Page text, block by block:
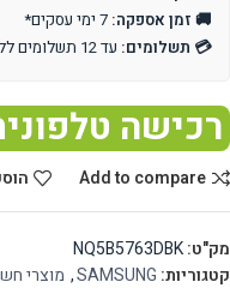
🚚 זמן אספקה:
💳 תשלומים: עד 12 תשלומים ללא ריבית והצמדה
רכישה
Add to compare
מק"ט:NQ5B5763DBK
קטגוריות: SAMSUNG
, מוצרי